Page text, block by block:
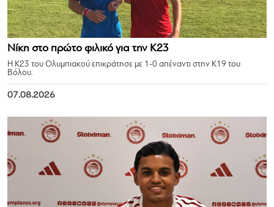
Νίκη στο πρώτο φιλικό για την Κ23
Η Κ23 του Ολυμπιακού επικράτησε με 1-0 απέναντι στην Κ19 του
Βόλου.
07.08.2026